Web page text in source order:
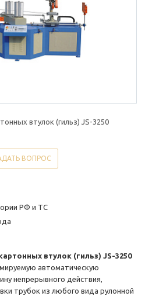
втулок (гильз) JS-3250
ВОПРОС
РФ и ТС
втулок (гильз) JS-3250
автоматическую
непрерывного действия,
трубок из любого вида рулонной